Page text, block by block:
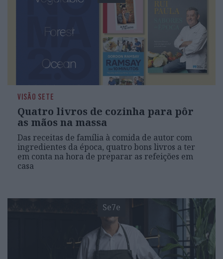
VISÃO SETE
Quatro livros de cozinha para pôr
as mãos na massa
Das receitas de família à comida de autor com
ingredientes da época, quatro bons livros a ter
em conta na hora de preparar as refeições em
casa
Se7e